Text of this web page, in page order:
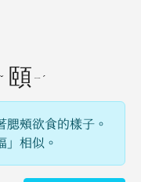
ˇ 頤 ㄧ ˊ
腮頰欲食的樣子。
」相似。